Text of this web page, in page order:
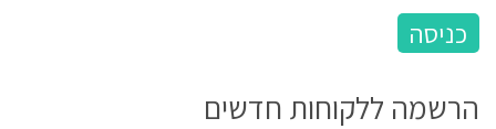
הרשמה ללקוחות חדשים